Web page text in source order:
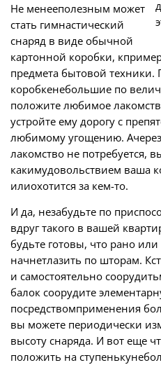
Не менееполезным может
стать гимнастический
снаряд в виде обычной
картонной коробки,
предмета бытовой техники.
коробкенебольшие по
положите любимое
устройте ему дорогу с
любимому угощению.
лакомство не потребуется,
какимудовольствием ваша
илиохотится за кем-то.
И да, незабудьте по
вдруг такого в вашей
будьте готовы, что рано
начнетлазить по шторам.
и самостоятельно
балок соорудите
посредствомприменения
вы можете периодически
высоту снаряда. И вот еще
положить на